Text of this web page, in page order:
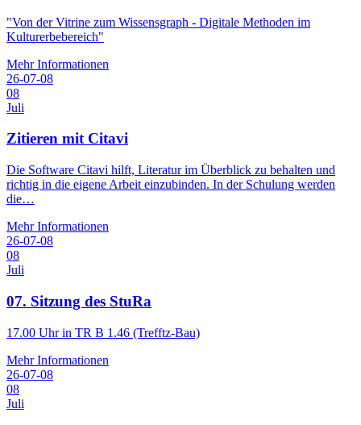
"Von der Vitrine zum Wissensgraph - Digitale Methoden im
Kulturerbebereich"
Mehr Informationen
26-07-08
08
Juli
Zitieren mit Citavi
Die Software Citavi hilft, Literatur im Überblick zu behalten und
richtig in die eigene Arbeit einzubinden. In der Schulung werden
die…
Mehr Informationen
26-07-08
08
Juli
07. Sitzung des StuRa
17.00 Uhr in TR B 1.46 (Trefftz-Bau)
Mehr Informationen
26-07-08
08
Juli